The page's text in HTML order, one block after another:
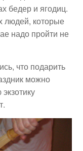
бедер и ягодиц.
людей, которые
надо пройти не
что подарить
можно